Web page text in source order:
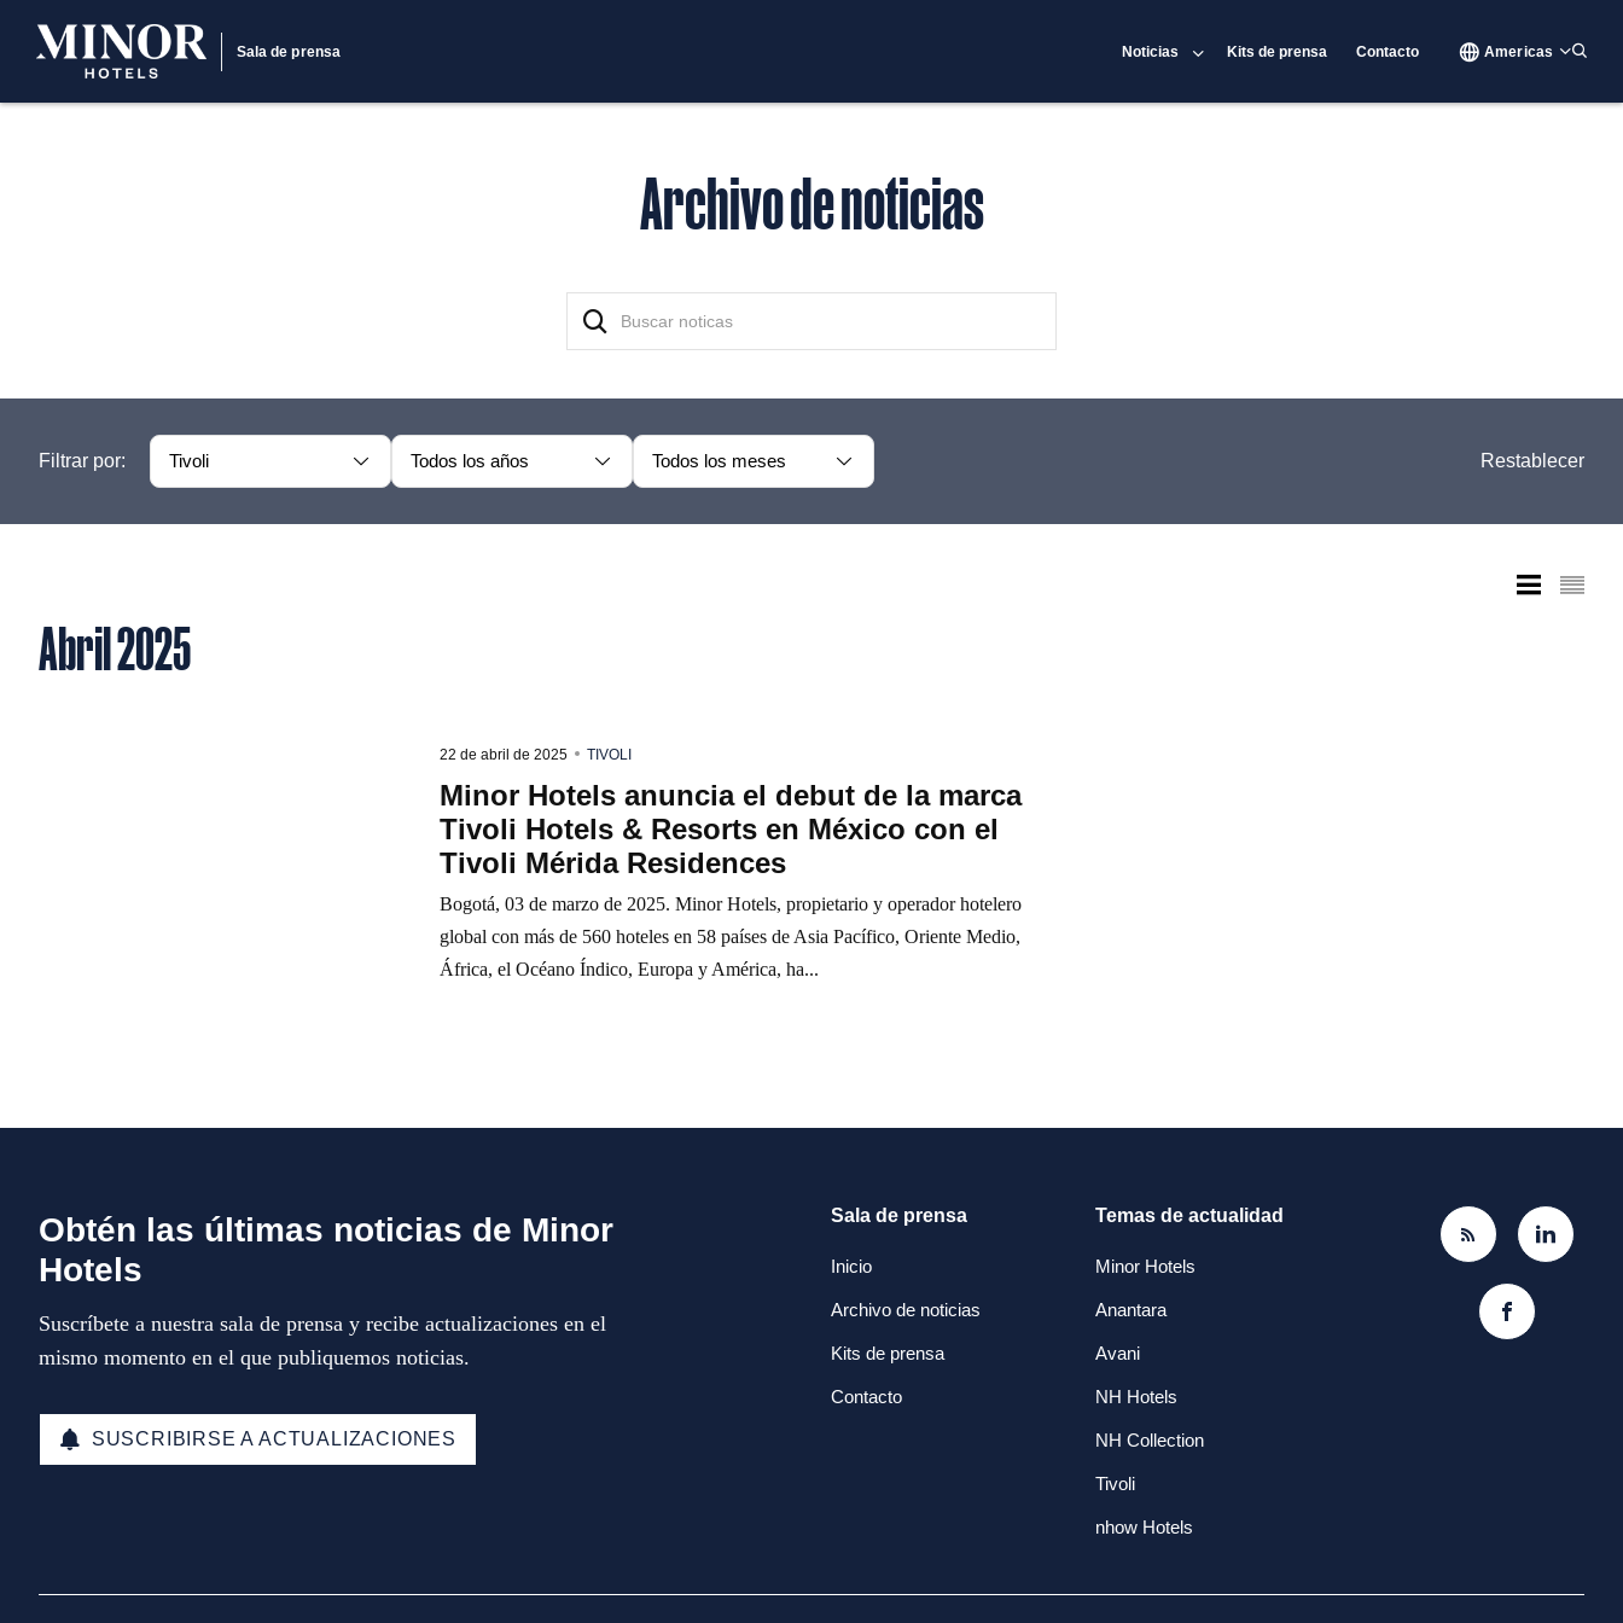
Sala de prensa Noticias Kits de prensa Contacto Americas
Archivo de noticias
Filtrar por: Tivoli Todos los años Todos los meses Restablecer
Abril 2025
22 de abril de 2025 TIVOLI
Minor Hotels anuncia el debut de la marca
Tivoli Hotels & Resorts en México con el
Tivoli Mérida Residences
Bogotá, 03 de marzo de 2025. Minor Hotels, propietario y operador hotelero
global con más de 560 hoteles en 58 países de Asia Pacífico, Oriente Medio,
África, el Océano Índico, Europa y América, ha...
Obtén las últimas noticias de Minor
Hotels
Suscríbete a nuestra sala de prensa y recibe actualizaciones en el
mismo momento en el que publiquemos noticias.
SUSCRIBIRSE A ACTUALIZACIONES
Sala de prensa
Inicio
Archivo de noticias
Kits de prensa
Contacto
Temas de actualidad
Minor Hotels
Anantara
Avani
NH Hotels
NH Collection
Tivoli
nhow Hotels